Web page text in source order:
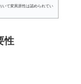
いて変異原性は認められてい
性